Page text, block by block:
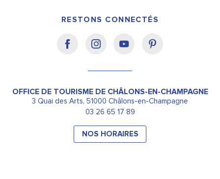
RESTONS CONNECTÉS
OFFICE DE TOURISME DE CHÂLONS-EN-CHAMPAGNE
3 Quai des Arts, 51000 Châlons-en-Champagne
03 26 65 17 89
NOS HORAIRES